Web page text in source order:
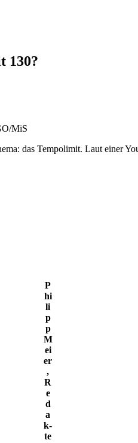
130?
MiS
das Tempo­limit. Laut einer
P
hi
li
p
p
M
ei
er
,
R
e
d
a
k­
te